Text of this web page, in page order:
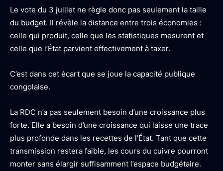
Le vote du 3 juillet ne règle donc pas seulement la taille
du budget. Il révèle la distance entre trois économies :
celle qui produit, celle que les statistiques mesurent et
celle que l’État parvient effectivement à taxer.
C’est dans cet écart que se joue la capacité publique
congolaise.
La RDC n’a pas seulement besoin d’une croissance plus
forte. Elle a besoin d’une croissance qui laisse une trace
plus profonde dans les recettes de l’État. Tant que cette
transmission restera faible, les cours du cuivre pourront
monter sans élargir suffisamment l’espace budgétaire.